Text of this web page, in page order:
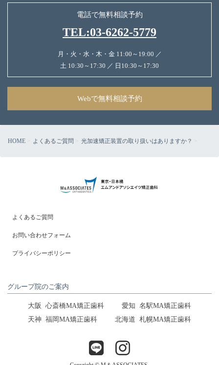
電話で無料相談予約
TEL:03-6262-5779
月・火・水・木・金 11:00～19:00 ／
土 10:30～17:30 ／ 日10:30～17:30
Webで無料相談予約
HOME よくあるご質問 光加速矯正装置の取り扱いはありますか？
よくあるご質問
お問い合わせフォーム
プライバシーポリシー
グループ院のご案内
大阪 心斎橋MA矯正歯科 愛知 名駅MA矯正歯科
天神 福岡MA矯正歯科 北海道 札幌MA矯正歯科